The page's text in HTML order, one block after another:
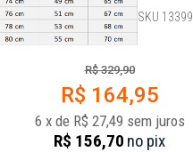
SKU 13399
R$ 329,90
R$ 164,95
6 x de R$ 27,49 sem juros
R$ 156,70 no pix